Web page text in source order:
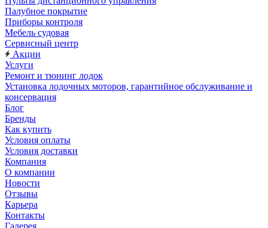
Палубное покрытие
Приборы контроля
Мебель судовая
Сервисный центр
Акции
Услуги
Ремонт и тюнинг лодок
Установка лодочных моторов, гарантийное обслуживание и
консервация
Блог
Бренды
Как купить
Условия оплаты
Условия доставки
Компания
О компании
Новости
Отзывы
Карьера
Контакты
Галерея